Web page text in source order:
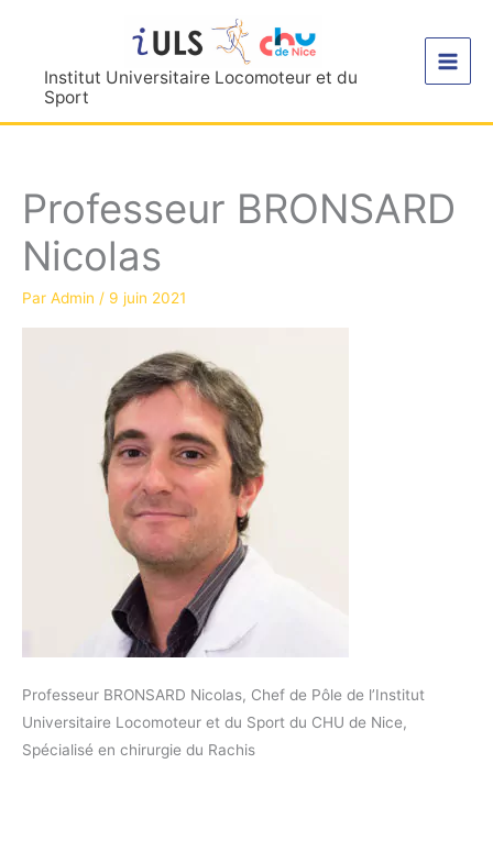
contenuInstitut Universitaire Locomoteur et du
Sport
Professeur BRONSARD
Nicolas
Par Admin / 9 juin 2021
Professeur BRONSARD Nicolas, Chef de Pôle de l’Institut
Universitaire Locomoteur et du Sport du CHU de Nice,
Spécialisé en chirurgie du Rachis